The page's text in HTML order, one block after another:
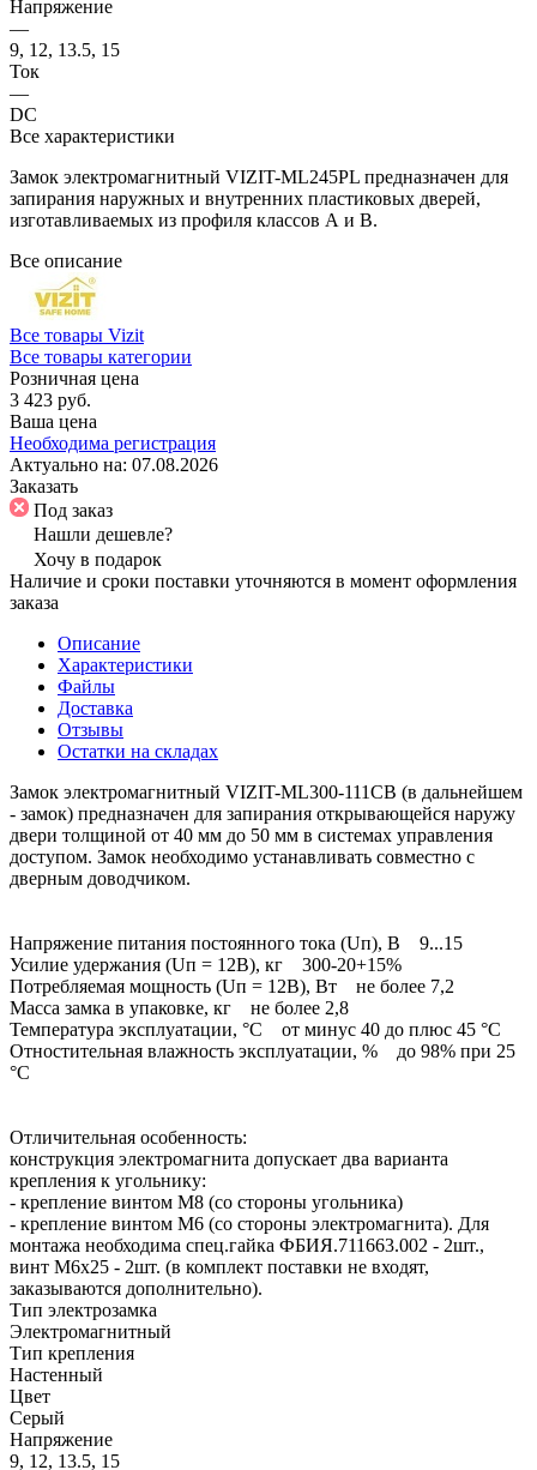
Напряжение
—
9, 12, 13.5, 15
Ток
—
DC
Все характеристики
Замок электромагнитный VIZIT-ML245PL предназначен для
запирания наружных и внутренних пластиковых дверей,
изготавливаемых из профиля классов А и В.
Все описание
Все товары Vizit
Все товары категории
Розничная цена
3 423 руб.
Ваша цена
Необходима регистрация
Актуально на: 07.08.2026
Заказать
Под заказ
Нашли дешевле?
Хочу в подарок
Наличие и сроки поставки уточняются в момент оформления
заказа
Описание
Характеристики
Файлы
Доставка
Отзывы
Остатки на складах
Замок электромагнитный VIZIT-ML300-111CB (в дальнейшем
- замок) предназначен для запирания открывающейся наружу
двери толщиной от 40 мм до 50 мм в системах управления
доступом. Замок необходимо устанавливать совместно с
дверным доводчиком.
Напряжение питания постоянного тока (Uп), В 9...15
Усилие удержания (Uп = 12В), кг 300-20+15%
Потребляемая мощность (Uп = 12В), Вт не более 7,2
Масса замка в упаковке, кг не более 2,8
Температура эксплуатации, °C от минус 40 до плюс 45 °C
Отностительная влажность эксплуатации, % до 98% при 25
°C
Отличительная особенность:
конструкция электромагнита допускает два варианта
крепления к угольнику:
- крепление винтом М8 (со стороны угольника)
- крепление винтом М6 (со стороны электромагнита). Для
монтажа необходима спец.гайка ФБИЯ.711663.002 - 2шт.,
винт М6х25 - 2шт. (в комплект поставки не входят,
заказываются дополнительно).
Тип электрозамка
Электромагнитный
Тип крепления
Настенный
Цвет
Серый
Напряжение
9, 12, 13.5, 15